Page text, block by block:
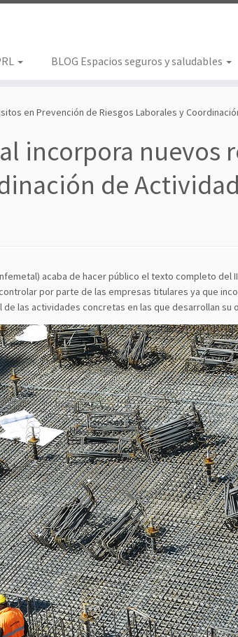
BLOG Espacios seguros y saludables
en Prevención de Riesgos Laborales y
incorpora nuevos
de
acaba de hacer público el texto completo del
por parte de las empresas titulares ya que
las actividades concretas en las que desarrollan su